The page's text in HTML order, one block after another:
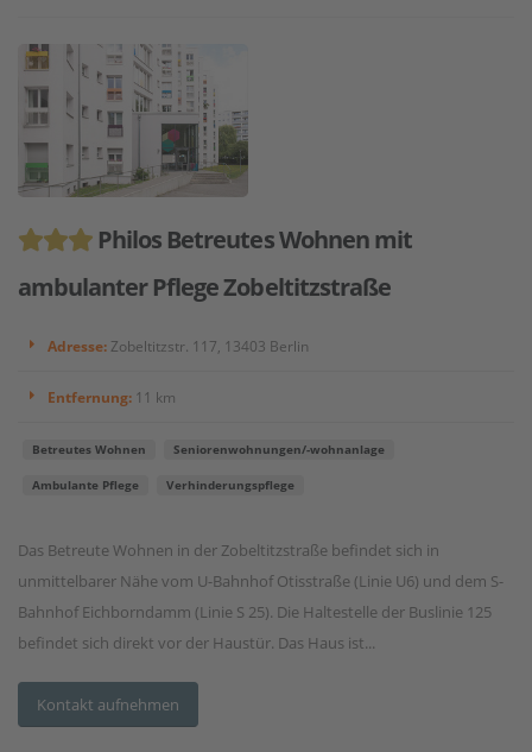
Philos Betreutes Wohnen mit
ambulanter Pflege Zobeltitzstraße
Adresse: Zobeltitzstr. 117, 13403 Berlin
Entfernung: 11 km
Betreutes Wohnen Seniorenwohnungen/-wohnanlage
Ambulante Pflege Verhinderungspflege
Das Betreute Wohnen in der Zobeltitzstraße befindet sich in
unmittelbarer Nähe vom U-Bahnhof Otisstraße (Linie U6) und dem S-
Bahnhof Eichborndamm (Linie S 25). Die Haltestelle der Buslinie 125
befindet sich direkt vor der Haustür. Das Haus ist...
Kontakt aufnehmen